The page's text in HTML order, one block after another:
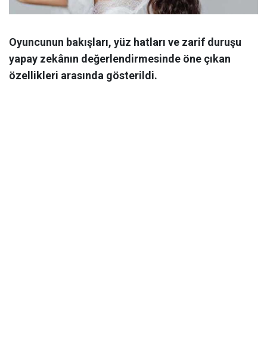
Oyuncunun bakışları, yüz hatları ve zarif duruşu
yapay zekânın değerlendirmesinde öne çıkan
özellikleri arasında gösterildi.